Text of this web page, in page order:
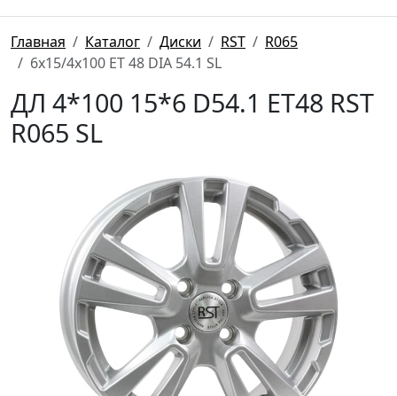
Главная Каталог Диски RST
R065
6x15/4x100 ET 48 DIA 54.1 SL
ДЛ 4*100 15*6 D54.1 ET48 RST
R065 SL